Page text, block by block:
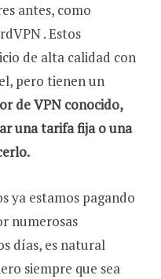
antes, como
. Estos
de alta calidad con
pero tienen un
de VPN conocido,
una tarifa fija o una
ya estamos pagando
numerosas
días, es natural
siempre que sea